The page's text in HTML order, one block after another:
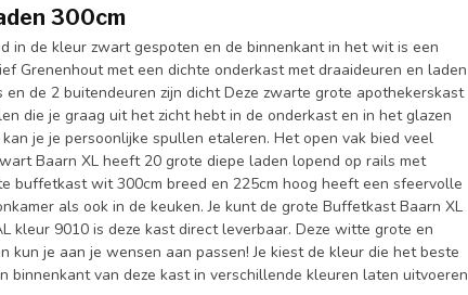
300cm
in de kleur zwart gespoten en de binnenkant in het wit is een
Grenenhout met een dichte onderkast met draaideuren en laden
de 2 buitendeuren zijn dicht Deze zwarte grote apothekerskast
die je graag uit het zicht hebt in de onderkast en in het glazen
je je persoonlijke spullen etaleren. Het open vak bied veel
Baarn XL heeft 20 grote diepe laden lopend op rails met
buffetkast wit 300cm breed en 225cm hoog heeft een sfeervolle
als ook in de keuken. Je kunt de grote Buffetkast Baarn XL
kleur 9010 is deze kast direct leverbaar. Deze witte grote en
kun je aan je wensen aan passen! Je kiest de kleur die het beste
binnenkant van deze kast in verschillende kleuren laten uitvoeren